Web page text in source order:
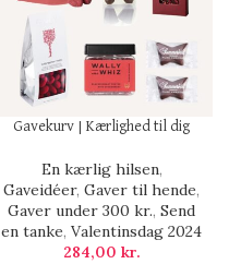
Gavekurv | Kærlighed til dig
En kærlig hilsen,
Gaveidéer, Gaver til hende,
Gaver under 300 kr., Send
en tanke, Valentinsdag 2024
284,00 kr.